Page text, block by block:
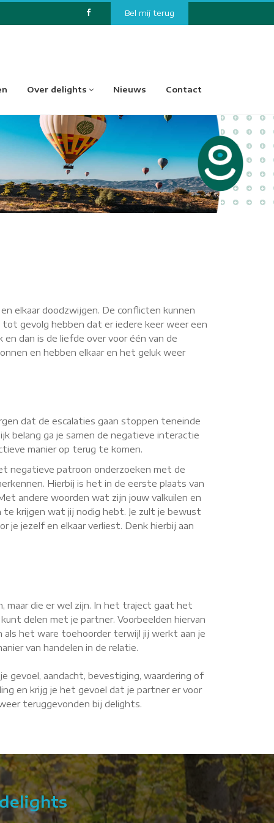
Bel mij terug
Over delights Nieuws Contact
elkaar doodzwijgen. De conflicten kunnen
gevolg hebben dat er iedere keer weer een
dan is de liefde over voor één van de
en hebben elkaar en het geluk weer
dat de escalaties gaan stoppen teneinde
belang ga je samen de negatieve interactie
manier op terug te komen.
negatieve patroon onderzoeken met de
Hierbij is het in de eerste plaats van
andere woorden wat zijn jouw valkuilen en
te krijgen wat jij nodig hebt. Je zult je bewust
je jezelf en elkaar verliest. Denk hierbij aan
maar die er wel zijn. In het traject gaat het
delen met je partner. Voorbeelden hiervan
als het ware toehoorder terwijl jij werkt aan je
van handelen in de relatie.
gevoel, aandacht, bevestiging, waardering of
en krijg je het gevoel dat je partner er voor
teruggevonden bij delights.